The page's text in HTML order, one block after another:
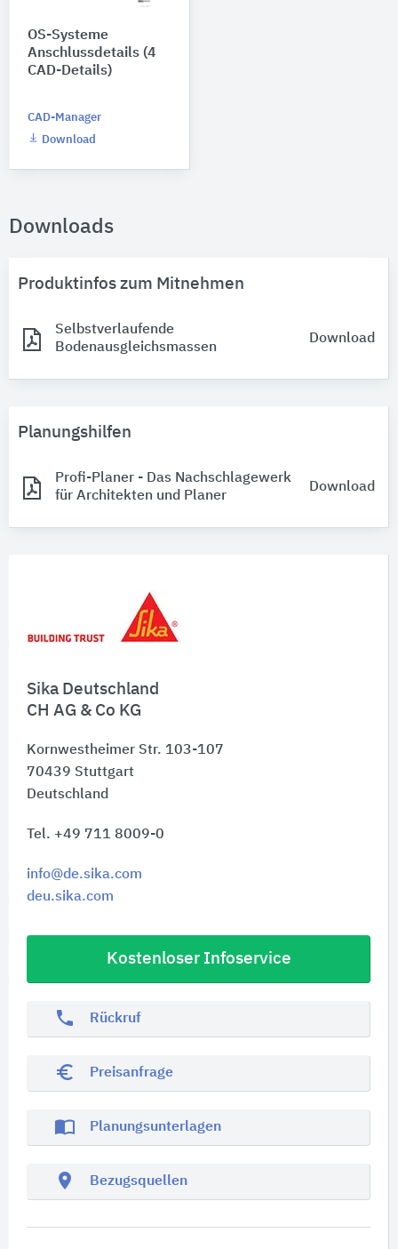
Sika Deutschland
CH AG & Co KG
Kornwestheimer Str. 103-107
70439 Stuttgart
Deutschland
Tel. +49 711 8009-0
info@de.sika.com
deu.sika.com
Kostenloser Infoservice
phone Rückruf
euro_symbol Preisanfrage
import_contacts Planungsunterlagen
location_on Bezugsquellen
OS-Systeme
Anschlussdetails (4
CAD-Details)
CAD-Manager
Download
Downloads
Produktinfos zum Mitnehmen
Selbstverlaufende
Bodenausgleichsmassen
Download
Planungshilfen
Profi-Planer - Das Nachschlagewerk
für Architekten und Planer
Download